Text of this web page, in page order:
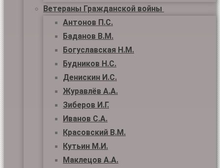
Ветераны Гражданской войны
Антонов П.С.
Баданов В.М.
Богуславская Н.М.
Будников Н.С.
Денискин И.С.
Журавлёв А.А.
Зиберов И.Г.
Иванов С.А.
Красовский В.М.
Кутьин М.И.
Маклецов А.А.